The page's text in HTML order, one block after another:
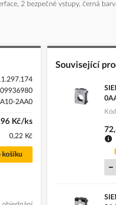
2 bezpečné vstupy, černá
2AA0
Kč/ks
0,22 Kč
košíku
Související